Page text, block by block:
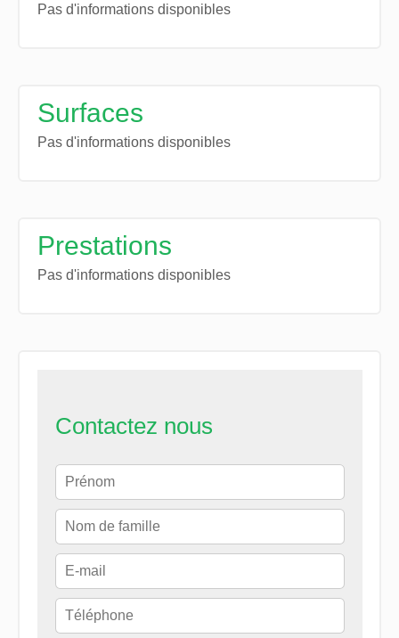
Pas d'informations disponibles
Surfaces
Pas d'informations disponibles
Prestations
Pas d'informations disponibles
Contactez nous